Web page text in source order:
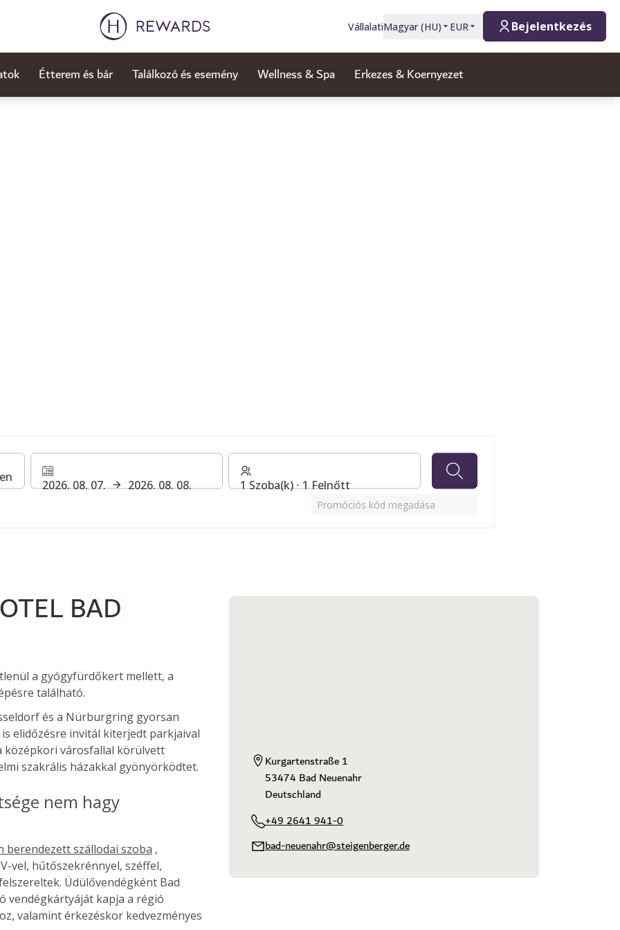
VállalatiMagyar(HU) EUR Bejelentkezés
Étterem és bár Találkozó és esemény Wellness & Spa Erkezes & Koernyezet
csábít. Három szauna, különféle pihenőhelyek, egy tágas úszómedence és
garantálják a felejthetetlen kényeztető élményt.
2026. 08. 07. 2026. 08. 08. 1 Szoba(k) ⋅ 1 Felnőtt
Promóciós kód megadása
BAD
a gyógyfürdőkert mellett, a
található.
és a Nürburgring gyorsan
elidőzésre invitál kiterjedt parkjaival
középkori városfallal körülvett
szakrális házakkal gyönyörködtet.
nem hagy
berendezett szállodai szoba ,
vel, hűtőszekrénnyel, széffel,
Üdülővendégként Bad
vendégkártyáját kapja a régió
valamint érkezéskor kedvezményes
Kurgartenstraße 1
53474 Bad Neuenahr
Deutschland
+49 2641 941-0
bad-neuenahr@steigenberger.de